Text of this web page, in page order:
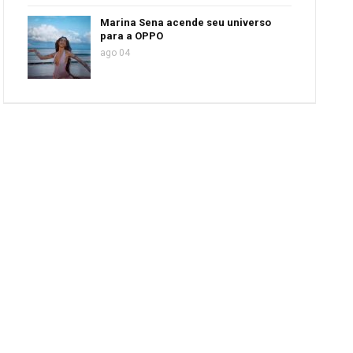
Marina Sena acende seu universo
para a OPPO
ago 04